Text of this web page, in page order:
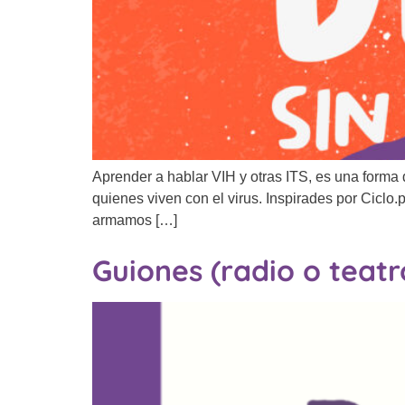
Aprender a hablar VIH y otras ITS, es una
quienes viven con el virus. Inspirades por
armamos […]
Guiones (radio o